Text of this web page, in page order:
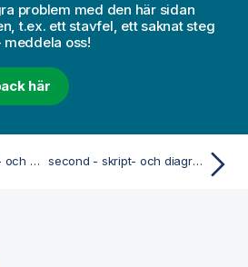
problem med den här sidan
t.ex. ett stavfel, ett saknat steg
meddela oss!
här
quartername - skript- och diagramfunktion second - skript- och diagramfunktion